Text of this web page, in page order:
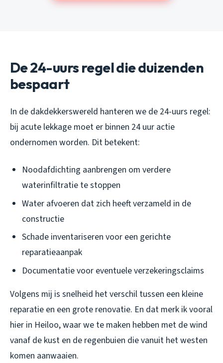
De 24-uurs regel die duizenden
bespaart
In de dakdekkerswereld hanteren we de 24-uurs regel:
bij acute lekkage moet er binnen 24 uur actie
ondernomen worden. Dit betekent:
Noodafdichting aanbrengen om verdere
waterinfiltratie te stoppen
Water afvoeren dat zich heeft verzameld in de
constructie
Schade inventariseren voor een gerichte
reparatieaanpak
Documentatie voor eventuele verzekeringsclaims
Volgens mij is snelheid het verschil tussen een kleine
reparatie en een grote renovatie. En dat merk ik vooral
hier in Heiloo, waar we te maken hebben met de wind
vanaf de kust en de regenbuien die vanuit het westen
komen aanwaaien.